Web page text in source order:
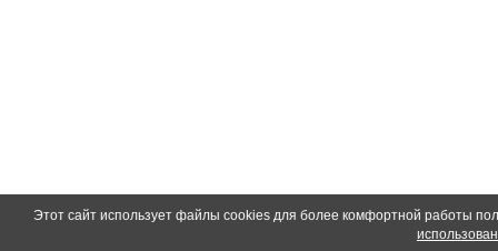
Этот сайт использует файлы cookies для более комфортной работы